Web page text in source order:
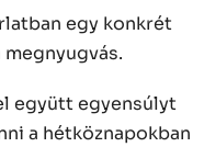
egy konkrét
együtt egyensúlyt
a hétköznapokban